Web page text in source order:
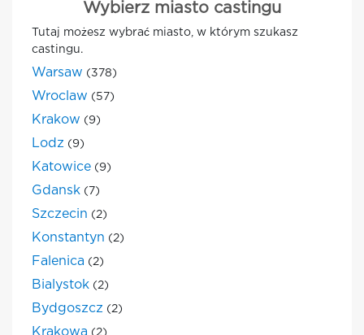
Wybierz miasto castingu
Tutaj możesz wybrać miasto, w którym szukasz
castingu.
Warsaw (378)
Wroclaw (57)
Krakow (9)
Lodz (9)
Katowice (9)
Gdansk (7)
Szczecin (2)
Konstantyn (2)
Falenica (2)
Bialystok (2)
Bydgoszcz (2)
Krakowa (2)